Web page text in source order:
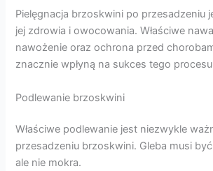
Pielęgnacja brzoskwini po przesadzeniu
jej zdrowia i owocowania. Właściwe
nawożenie oraz ochrona przed
znacznie wpłyną na sukces tego
Podlewanie brzoskwini
Właściwe podlewanie jest niezwykle
przesadzeniu brzoskwini. Gleba musi
ale nie mokra.